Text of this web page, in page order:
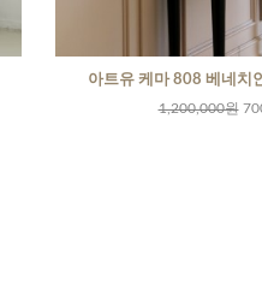
아트유 케마 808 베네치
1,200,000원